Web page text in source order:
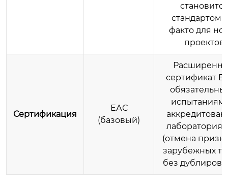
становится
стандартом
факто для
проектов
Сертификация
ЕАС
(базовый)
сертификат
(отмена
зарубежных
без